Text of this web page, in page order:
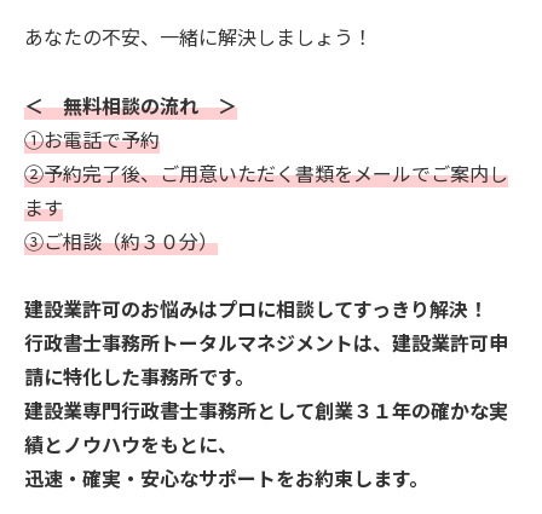
あなたの不安、一緒に解決しましょう！
＜ 無料相談の流れ ＞
①お電話で予約
②予約完了後、ご用意いただく書類をメールでご案内し
ます
③ご相談（約３０分）
建設業許可のお悩みはプロに相談してすっきり解決！
行政書士事務所トータルマネジメントは、建設業許可申
請に特化した事務所です。
建設業専門行政書士事務所として創業３１年の確かな実
績とノウハウをもとに、
迅速・確実・安心なサポートをお約束します。